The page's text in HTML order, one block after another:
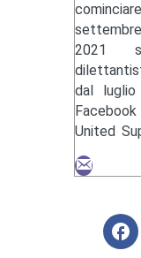
2021
dal
United